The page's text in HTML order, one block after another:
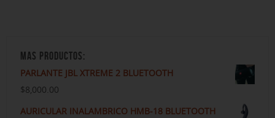
MAS PRODUCTOS:
PARLANTE JBL XTREME 2 BLUETOOTH
$8,000.00
AURICULAR INALAMBRICO HMB-18 BLUETOOTH